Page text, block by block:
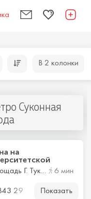
В 2 колонки
Суконная
на
6 мин
Г. Тукая
29 Показать